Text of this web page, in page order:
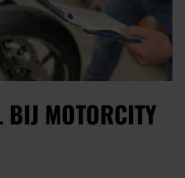
BIJ MOTORCITY